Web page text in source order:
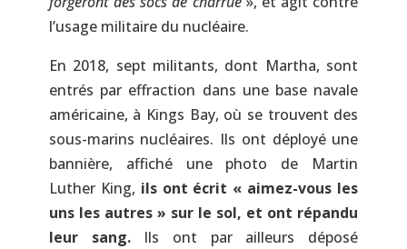
l’usage militaire du nucléaire.
En 2018, sept militants, dont Martha, sont
entrés par effraction dans une base navale
américaine, à Kings Bay, où se trouvent des
sous-marins nucléaires. Ils ont déployé une
bannière, affiché une photo de Martin
Luther King, ils ont écrit « aimez-vous les
uns les autres » sur le sol, et ont répandu
leur sang.Ils ont par ailleurs déposé